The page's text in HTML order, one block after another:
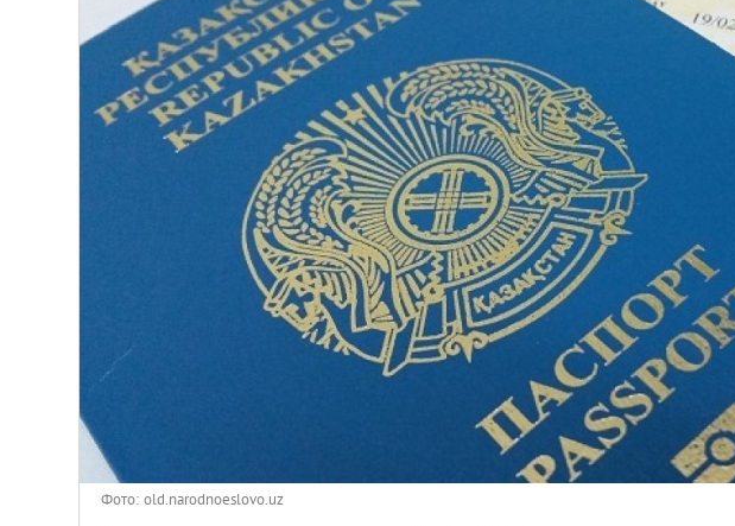
Венгрия
Германия
Греция
Испания
Казахстан
Латвия
Фото: old.narodnoeslovo.uz